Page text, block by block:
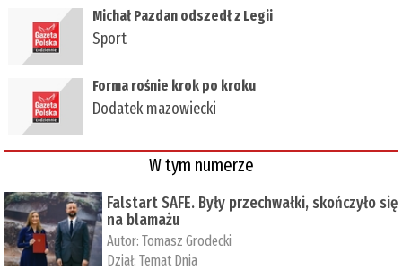
Michał Pazdan odszedł z Legii
Sport
Forma rośnie krok po kroku
Dodatek mazowiecki
W tym numerze
Falstart SAFE. Były przechwałki, skończyło się
na blamażu
Autor:Tomasz Grodecki
Dział:Temat Dnia